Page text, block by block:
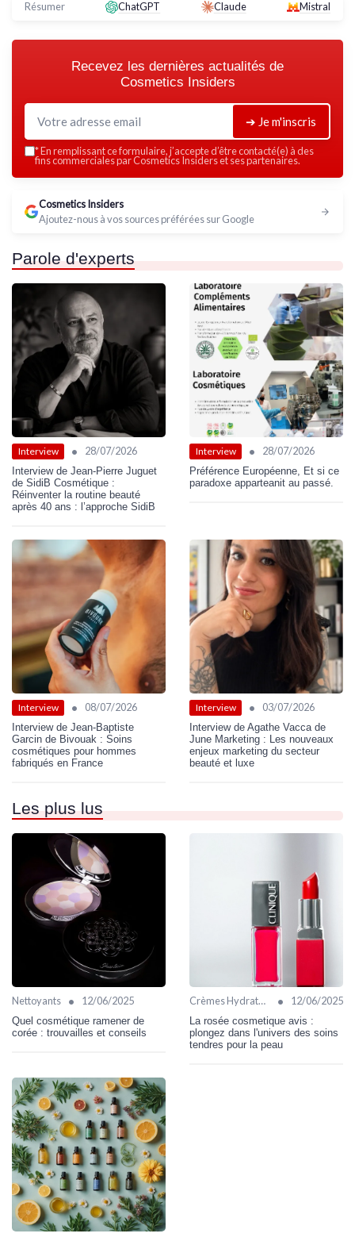
Résumer ChatGPT Claude Mistral
Recevez les dernières actualités de
Cosmetics Insiders
➔ Je m'inscris
*En remplissant ce formulaire, j’accepte d’être contacté(e) à des
fins commerciales par Cosmetics Insiders et ses partenaires.
Cosmetics Insiders
Ajoutez-nous à vos sources préférées sur Google
Parole d'experts
Interview • 28/07/2026
Interview de Jean-Pierre Juguet
de SidiB Cosmétique :
Réinventer la routine beauté
après 40 ans : l’approche SidiB
Interview • 28/07/2026
Préférence Européenne, Et si ce
paradoxe apparteanit au passé.
Interview • 08/07/2026
Interview de Jean-Baptiste
Garcin de Bivouak : Soins
cosmétiques pour hommes
fabriqués en France
Interview • 03/07/2026
Interview de Agathe Vacca de
June Marketing : Les nouveaux
enjeux marketing du secteur
beauté et luxe
Les plus lus
Nettoyants • 12/06/2025
Quel cosmétique ramener de
corée : trouvailles et conseils
Crèmes Hydratantes • 12/06/2025
La rosée cosmetique avis :
plongez dans l'univers des soins
tendres pour la peau